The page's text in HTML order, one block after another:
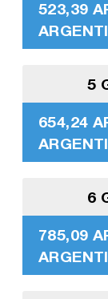
523,39
5
654,24
6
785,09